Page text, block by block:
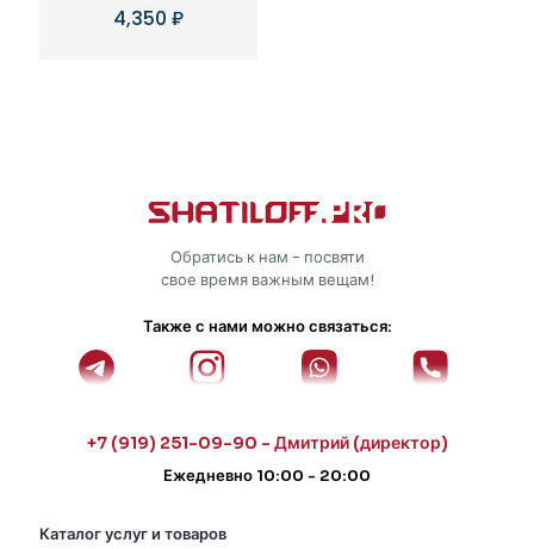
4,350₽
Обратись к нам - посвяти
свое время важным вещам!
Также с нами можно связаться:
+7 (919) 251-09-90 - Дмитрий (директор)
Ежедневно 10:00 - 20:00
Каталог услуг и товаров